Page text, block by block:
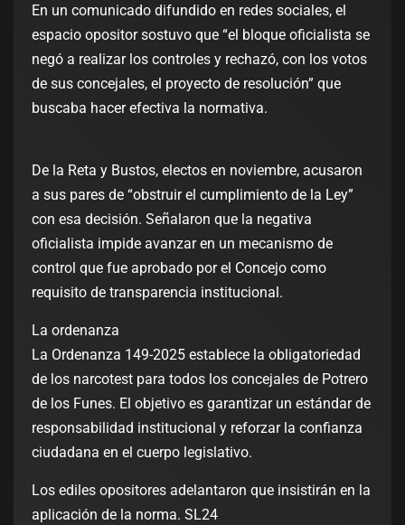
En un comunicado difundido en redes sociales, el
espacio opositor sostuvo que “el bloque oficialista se
negó a realizar los controles y rechazó, con los votos
de sus concejales, el proyecto de resolución” que
buscaba hacer efectiva la normativa.
De la Reta y Bustos, electos en noviembre, acusaron
a sus pares de “obstruir el cumplimiento de la Ley”
con esa decisión. Señalaron que la negativa
oficialista impide avanzar en un mecanismo de
control que fue aprobado por el Concejo como
requisito de transparencia institucional.
La ordenanza
La Ordenanza 149-2025 establece la obligatoriedad
de los narcotest para todos los concejales de Potrero
de los Funes. El objetivo es garantizar un estándar de
responsabilidad institucional y reforzar la confianza
ciudadana en el cuerpo legislativo.
Los ediles opositores adelantaron que insistirán en la
aplicación de la norma. SL24